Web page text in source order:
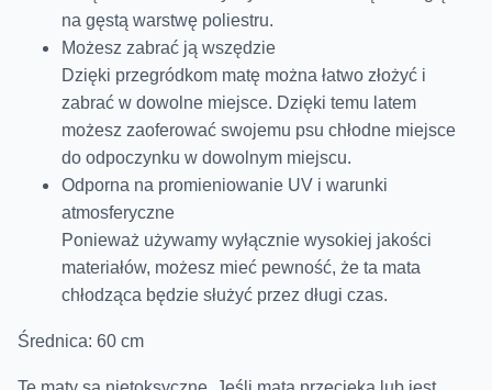
na gęstą warstwę poliestru.
Możesz zabrać ją wszędzie
Dzięki przegródkom matę można łatwo złożyć i
zabrać w dowolne miejsce. Dzięki temu latem
możesz zaoferować swojemu psu chłodne miejsce
do odpoczynku w dowolnym miejscu.
Odporna na promieniowanie UV i warunki
atmosferyczne
Ponieważ używamy wyłącznie wysokiej jakości
materiałów, możesz mieć pewność, że ta mata
chłodząca będzie służyć przez długi czas.
Średnica: 60 cm